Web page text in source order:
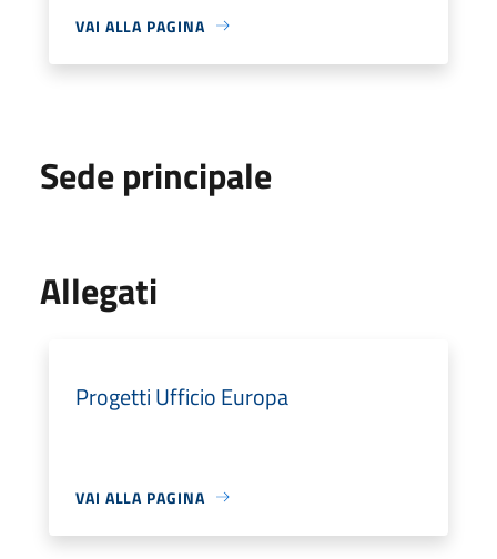
VAI ALLA PAGINA
Sede principale
Allegati
Progetti Ufficio Europa
VAI ALLA PAGINA